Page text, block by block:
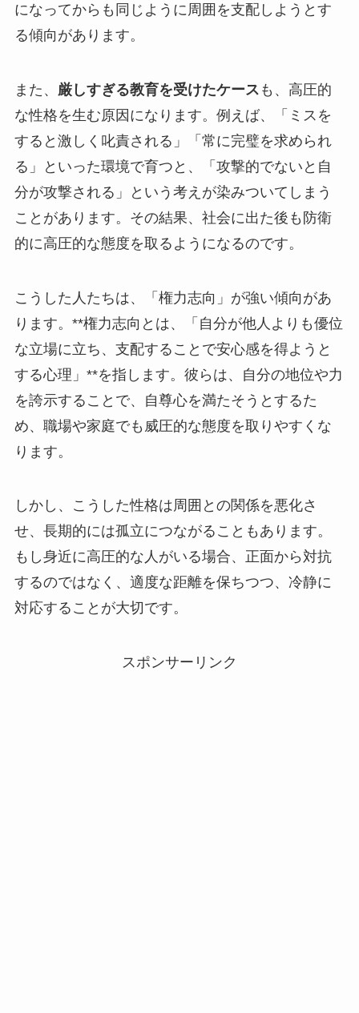
になってからも同じように周囲を支配しようとす
る傾向があります。
また、 厳しすぎる教育を受けたケース も、高圧的
な性格を生む原因になります。例えば、「ミスを
すると激しく叱責される」「常に完璧を求められ
る」といった環境で育つと、「攻撃的でないと自
分が攻撃される」という考えが染みついてしまう
ことがあります。その結果、社会に出た後も防衛
的に高圧的な態度を取るようになるのです。
こうした人たちは、「権力志向」が強い傾向があ
ります。**権力志向とは、「自分が他人よりも優位
な立場に立ち、支配することで安心感を得ようと
する心理」**を指します。彼らは、自分の地位や力
を誇示することで、自尊心を満たそうとするた
め、職場や家庭でも威圧的な態度を取りやすくな
ります。
しかし、こうした性格は周囲との関係を悪化さ
せ、長期的には孤立につながることもあります。
もし身近に高圧的な人がいる場合、正面から対抗
するのではなく、適度な距離を保ちつつ、冷静に
対応することが大切です。
スポンサーリンク